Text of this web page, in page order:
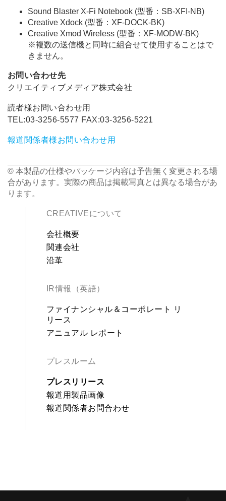
Sound Blaster X-Fi Notebook (型番：SB-XFI-NB)
Creative Xdock (型番：XF-DOCK-BK)
Creative Xmod Wireless (型番：XF-MODW-BK)
※複数の送信機と同時に組合せて使用することはで
きません。
お問い合わせ先
クリエイティブメディア株式会社
読者様お問い合わせ用
TEL:03-3256-5577 FAX:03-3256-5221
報道関係者様お問い合わせ用
© 本製品の仕様やパッケージ内容は予告無く変更される場
合があります。実際の商品は掲載写真とは異なる場合があ
ります。
CREATIVEについて
会社概要
関連会社
沿革
IR情報（英語）
ファイナンシャル＆コーポレート リ
リース
アニュアル レポート
プレスルーム
プレスリリース
報道用製品画像
報道関係者お問合わせ